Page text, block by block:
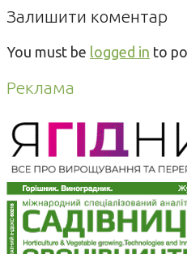
Залишити коментар
You must be logged in to
Реклама